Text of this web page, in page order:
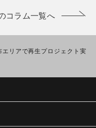
コラム一覧へ
エリアで再生プロジェクト実